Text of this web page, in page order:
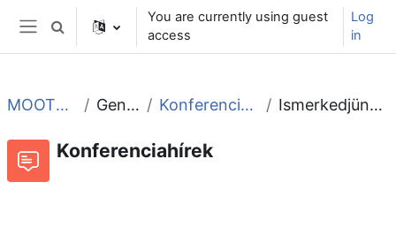
Skip to main content
Side panel
Toggle search input
You are currently using guest
access
Log
in
MOOT2007 General Konferenciahírek Ismerkedjünk meg!
Konferenciahírek